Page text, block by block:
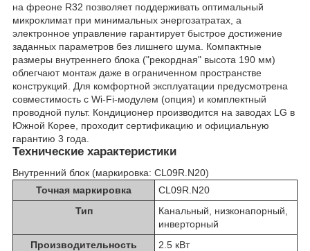
на фреоне R32 позволяет поддерживать оптимальный
микроклимат при минимальных энергозатратах, а
электронное управление гарантирует быстрое достижение
заданных параметров без лишнего шума. Компактные
размеры внутреннего блока ("рекордная" высота 190 мм)
облегчают монтаж даже в ограниченном пространстве
конструкций. Для комфортной эксплуатации предусмотрена
совместимость с Wi-Fi-модулем (опция) и комплектный
проводной пульт. Кондиционер производится на заводах LG в
Южной Корее, проходит сертификацию и официальную
гарантию 3 года.
Технические характеристики
Внутренний блок (маркировка: CL09R.N20)
Точная маркировка
CL09R.N20
Тип
Канальный, низконапорный,
инверторный
Производительность
2.5 кВт